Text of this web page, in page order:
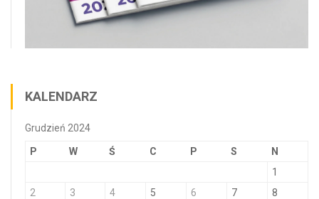
KALENDARZ
Grudzień 2024
P W Ś C P S N
1
2
3 4 5 6 7
8